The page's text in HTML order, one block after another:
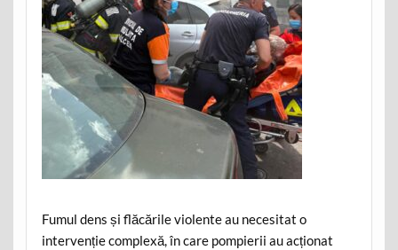
Fumul dens și flăcările violente au necesitat o
intervenție complexă, în care pompierii au acționat